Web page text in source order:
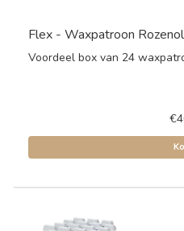
Flex - Waxpatroon
Voordeel box van 24